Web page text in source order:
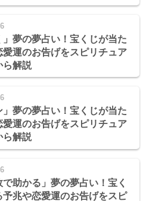
」夢の夢占い！宝くじが当た
愛運のお告げをスピリチュア
ら解説
」夢の夢占い！宝くじが当た
愛運のお告げをスピリチュア
ら解説
で助かる」夢の夢占い！宝く
予兆や恋愛運のお告げをスピ